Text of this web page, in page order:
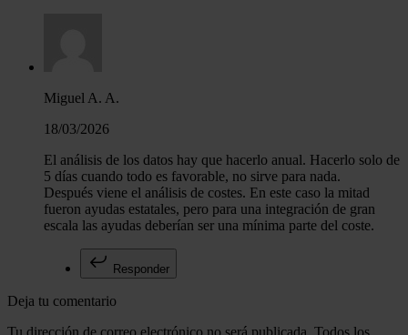
Miguel A. A.
18/03/2026
El análisis de los datos hay que hacerlo anual. Hacerlo solo de
5 días cuando todo es favorable, no sirve para nada.
Después viene el análisis de costes. En este caso la mitad
fueron ayudas estatales, pero para una integración de gran
escala las ayudas deberían ser una mínima parte del coste.
Responder
Deja tu comentario
Tu dirección de correo electrónico no será publicada. Todos los